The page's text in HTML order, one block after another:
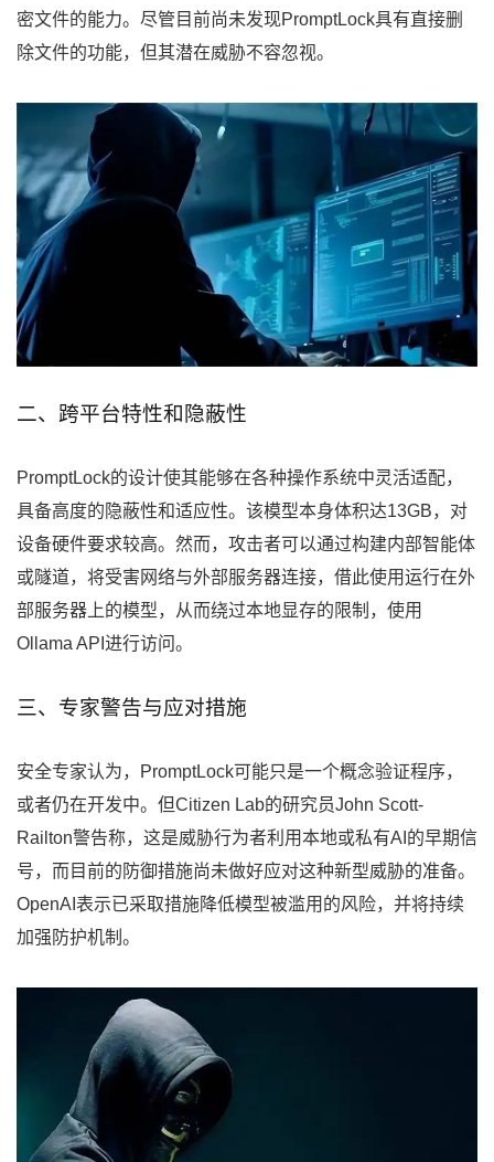
密文件的能力。尽管目前尚未发现PromptLock具有直接删
除文件的功能，但其潜在威胁不容忽视。
二、跨平台特性和隐蔽性
PromptLock的设计使其能够在各种操作系统中灵活适配，
具备高度的隐蔽性和适应性。该模型本身体积达13GB，对
设备硬件要求较高。然而，攻击者可以通过构建内部智能体
或隧道，将受害网络与外部服务器连接，借此使用运行在外
部服务器上的模型，从而绕过本地显存的限制，使用
Ollama API进行访问。
三、专家警告与应对措施
安全专家认为，PromptLock可能只是一个概念验证程序，
或者仍在开发中。但Citizen Lab的研究员John Scott-
Railton警告称，这是威胁行为者利用本地或私有AI的早期信
号，而目前的防御措施尚未做好应对这种新型威胁的准备。
OpenAI表示已采取措施降低模型被滥用的风险，并将持续
加强防护机制。